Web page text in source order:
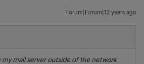
Forum|Forum|12 years ago
my mail server outside of the network